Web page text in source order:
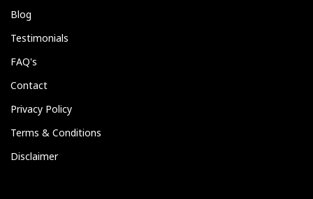
Blog
Testimonials
FAQ's
Contact
Privacy Policy
Terms & Conditions
Disclaimer